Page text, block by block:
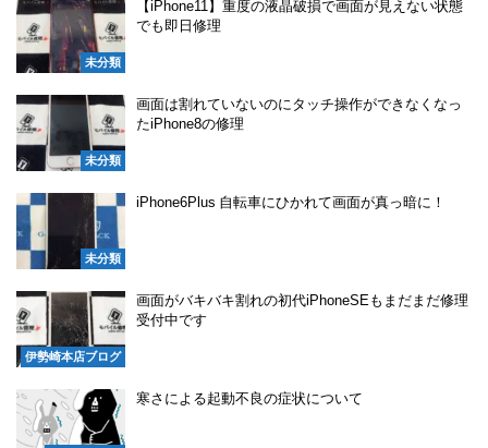
未分類
【iPhone11】重度の液晶破損で画面が見えない状態
でも即日修理
未分類
画面は割れていないのにタッチ操作ができなくなっ
たiPhone8の修理
未分類
iPhone6Plus 自転車にひかれて画面が真っ暗に！
伊勢崎本店ブログ
画面がバキバキ割れの初代iPhoneSEもまだまだ修理
受付中です
寒さによる起動不良の症状について